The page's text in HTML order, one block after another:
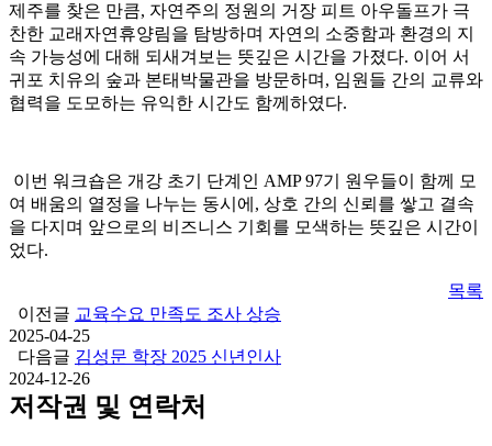
제주를 찾은 만큼, 자연주의 정원의 거장 피트 아우돌프가 극
찬한 교래자연휴양림을 탐방하며 자연의 소중함과 환경의 지
속 가능성에 대해 되새겨보는 뜻깊은 시간을 가졌다. 이어 서
귀포 치유의 숲과 본태박물관을 방문하며, 임원들 간의 교류와
협력을 도모하는 유익한 시간도 함께하였다.
이번 워크숍은 개강 초기 단계인 AMP 97기 원우들이 함께 모
여 배움의 열정을 나누는 동시에, 상호 간의 신뢰를 쌓고 결속
을 다지며 앞으로의 비즈니스 기회를 모색하는 뜻깊은 시간이
었다.
목록
이전글 교육수요 만족도 조사 상승
2025-04-25
다음글 김성문 학장 2025 신년인사
2024-12-26
저작권 및 연락처